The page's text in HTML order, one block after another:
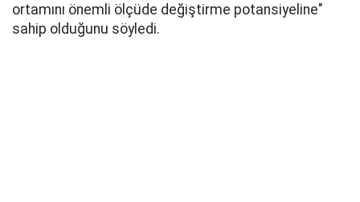
ortamını önemli ölçüde değiştirme potansiyeline"
sahip olduğunu söyledi.